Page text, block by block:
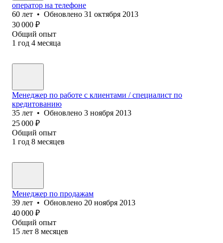
оператор на телефоне
60 лет • Обновлено 31 октября 2013
30 000 ₽
Общий опыт
1 год 4 месяца
Менеджер по работе с клиентами / специалист по
кредитованию
35 лет • Обновлено 3 ноября 2013
25 000 ₽
Общий опыт
1 год 8 месяцев
Менеджер по продажам
39 лет • Обновлено 20 ноября 2013
40 000 ₽
Общий опыт
15 лет 8 месяцев